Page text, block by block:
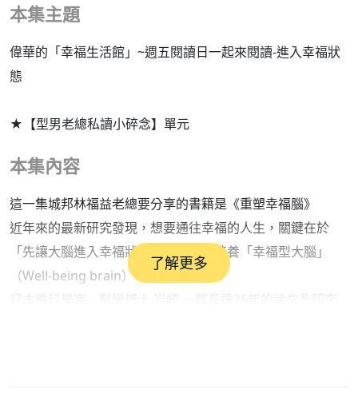
本集主題
偉華的「幸福生活館」~週五閱讀日一起來閱讀-進入幸福狀
態
★【型男老總私讀小碎念】單元
本集內容
這一集城邦林福益老總要分享的書籍是《重塑幸福腦》
近年來的最新研究發現，想要通往幸福的人生，關鍵在於
「先讓大腦進入幸福狀態」，也就是培養「幸福型大腦」
（Well-being brain）。
日本腦科學家．醫學博士 岩崎 一郎長達25年的論文及研究
了解更多